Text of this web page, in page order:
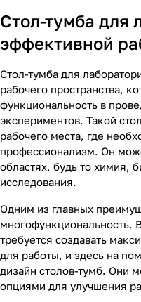
Стол-тумба для
эффективной
Стол-тумба для
рабочего пространства,
функциональность в
экспериментов. Такой
рабочего места, где
профессионализм. Он
областях, будь то химия,
исследования.
Одним из главных
многофункциональность.
требуется создавать
для работы, и здесь на
дизайн столов-тумб. Они
опциями для улучшения